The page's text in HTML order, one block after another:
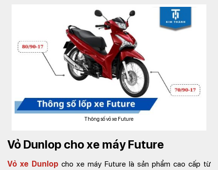
Thông số vỏ xe Future
Vỏ Dunlop cho xe máy Future
Vỏ xe Dunlop cho xe máy Future là sản phẩm cao cấp từ